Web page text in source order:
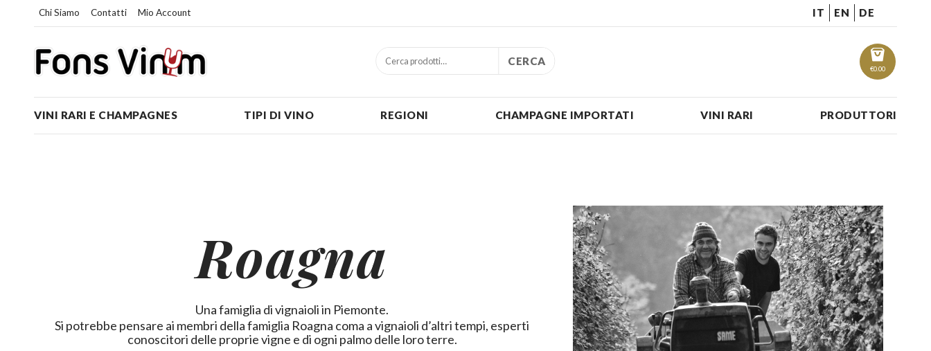
Chi Siamo Contatti Mio Account IT EN DE
€0.00
CERCA
VINI RARI E CHAMPAGNES TIPI DI VINO REGIONI CHAMPAGNE IMPORTATI VINI RARI PRODUTTORI
Roagna
Una famiglia di vignaioli in Piemonte.
Si potrebbe pensare ai membri della famiglia Roagna coma a vignaioli d’altri tempi, esperti
conoscitori delle proprie vigne e di ogni palmo delle loro terre.